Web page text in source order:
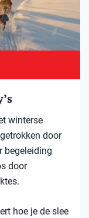
winterse
door
begeleiding
door
hoe je de slee